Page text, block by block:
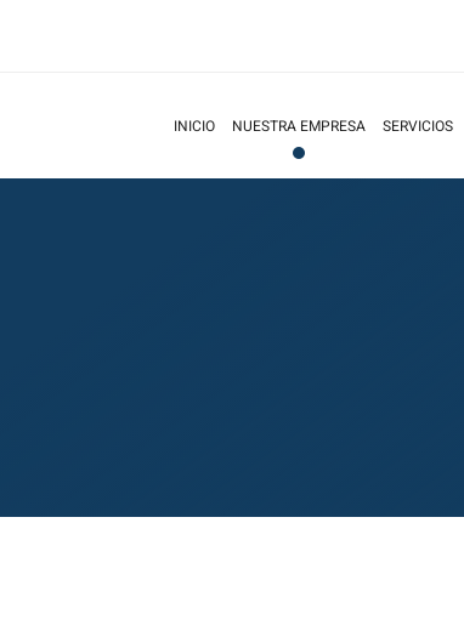
INICIO NUESTRA EMPRESA SERVICIOS